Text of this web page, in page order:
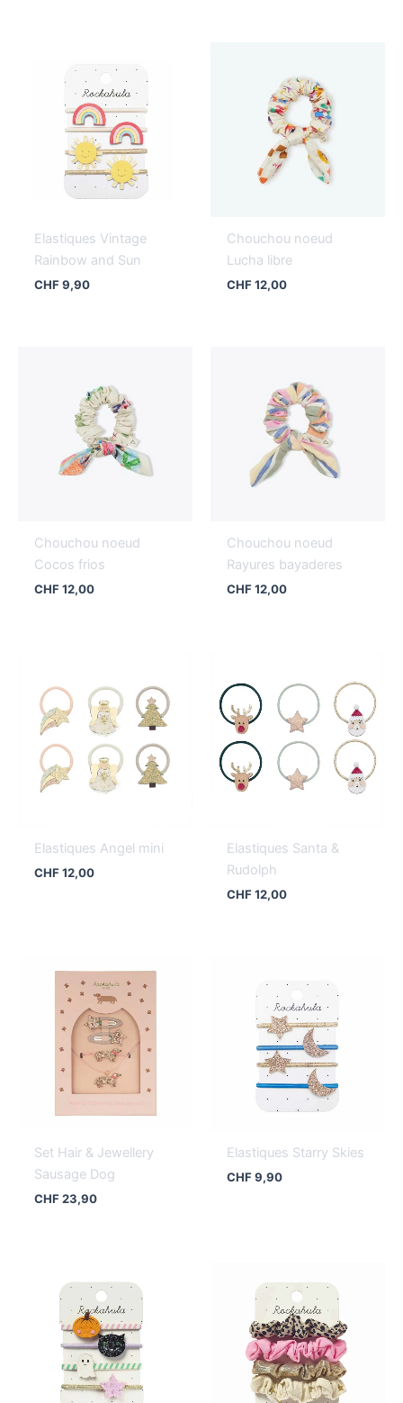
Elastiques Vintage
Rainbow and Sun
CHF9,90
Chouchou noeud
Lucha libre
CHF12,00
Chouchou noeud
Cocos frios
CHF12,00
Chouchou noeud
Rayures bayaderes
CHF12,00
Elastiques Angel mini
CHF12,00
Elastiques Santa &
Rudolph
CHF12,00
Set Hair & Jewellery
Sausage Dog
CHF23,90
Elastiques Starry Skies
CHF9,90